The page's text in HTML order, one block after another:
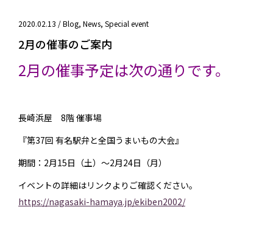
2020.02.13 /Blog, News, Special event
2月の催事のご案内
2月の催事予定は次の通りです。
長崎浜屋 8階 催事場
『第37回 有名駅弁と全国うまいもの大会』
期間：2月15日（土）〜2月24日（月）
イベントの詳細はリンクよりご確認ください。
https://nagasaki-hamaya.jp/ekiben2002/